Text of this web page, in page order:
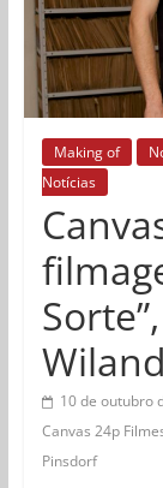
Making of
Notícias
10 de outubro
Canvas 24p
Pinsdorf